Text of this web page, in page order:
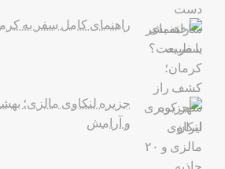
راهنمای کامل سفر به
جزیره لنکاوی مالزی؛
و آرامش